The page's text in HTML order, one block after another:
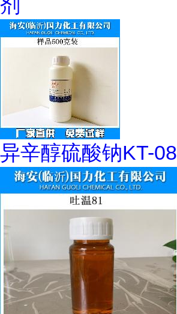
剂
异辛醇硫酸钠KT-08